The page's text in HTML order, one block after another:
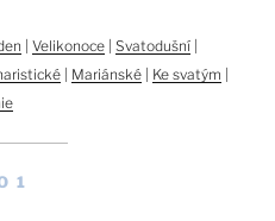
| Velikonoce | Svatodušní |
| Mariánské | Ke svatým |
1